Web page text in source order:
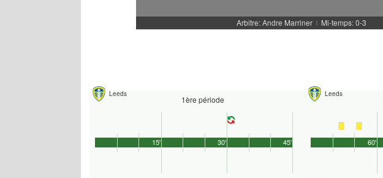
Arbitre: Andre Marriner | Mi-temps: 0-3
Leeds
1ère période
45'
15' 30'
Leeds
60'